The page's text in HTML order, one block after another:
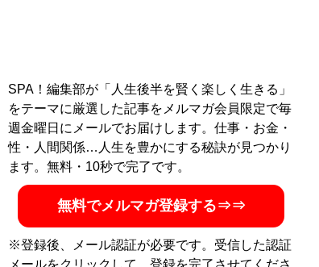
SPA！編集部が「人生後半を賢く楽しく生きる」
をテーマに厳選した記事をメルマガ会員限定で毎
週金曜日にメールでお届けします。仕事・お金・
性・人間関係…人生を豊かにする秘訣が見つかり
ます。無料・10秒で完了です。
無料でメルマガ登録する⇒⇒
※登録後、メール認証が必要です。受信した認証
メールをクリックして、登録を完了させてくださ